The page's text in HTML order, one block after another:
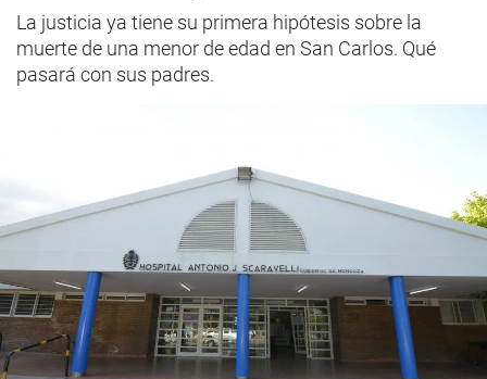
La justicia ya tiene su primera hipótesis sobre la
muerte de una menor de edad en San Carlos. Qué
pasará con sus padres.